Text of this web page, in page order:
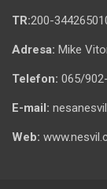
TR:200-
Adresa: Mike
Telefon: 065/
E-mail:
Web: